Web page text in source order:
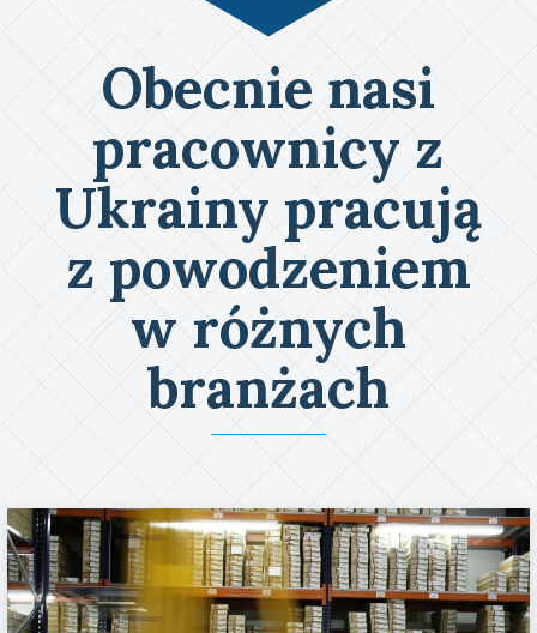
Obecnie nasi
pracownicy z
Ukrainy pracują
z powodzeniem
w różnych
branżach